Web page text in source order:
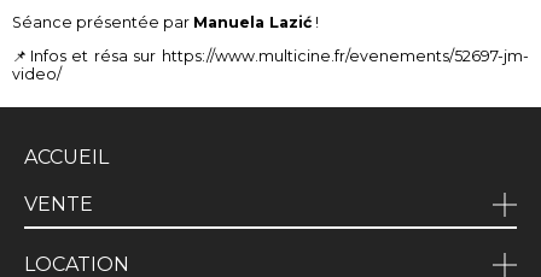
Séance présentée par Manuela Lazić !
📌Infos et résa sur https://www.multicine.fr/evenements/52697-jm-
video/
ACCUEIL
VENTE
LOCATION